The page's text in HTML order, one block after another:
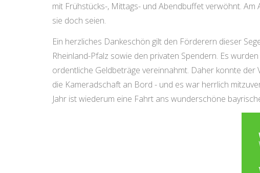
mit Frühstücks-, Mittags- und Abendbuffet verwöhnt.
sie doch seien.
Ein herzliches Dankeschön gilt den Förderern dieser
Rheinland-Pfalz sowie den privaten Spendern. Es
ordentliche Geldbeträge vereinnahmt. Daher konnte der
die Kameradschaft an Bord - und es war herrlich
Jahr ist wiederum eine Fahrt ans wunderschöne